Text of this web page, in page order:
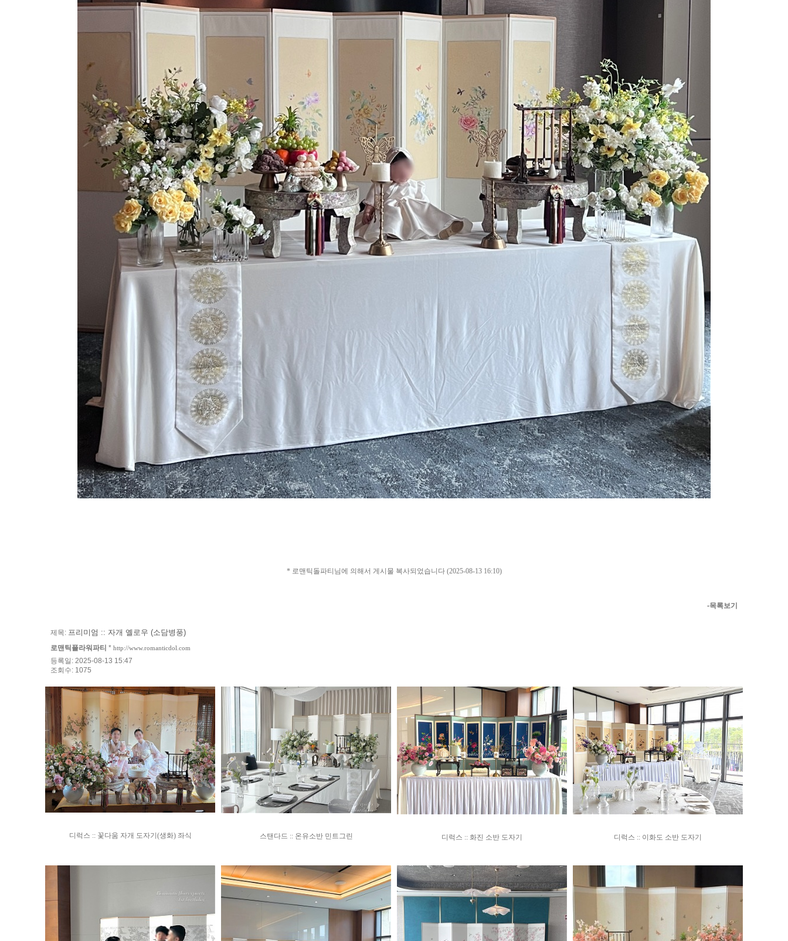
* 로맨틱돌파티님에 의해서 게시물 복사되었습니다 (2025-08-13 16:10)
-목록보기
제목: 프리미엄 :: 자개 옐로우 (소담병풍)
로맨틱플라워파티 * http://www.romanticdol.com
등록일: 2025-08-13 15:47
조회수: 1075
디럭스 :: 꽃다움 자개 도자기(생화) 좌식 스탠다드 :: 온유소반 민트그린 디럭스 :: 화진 소반 도자기 디럭스 :: 이화도 소반 도자기